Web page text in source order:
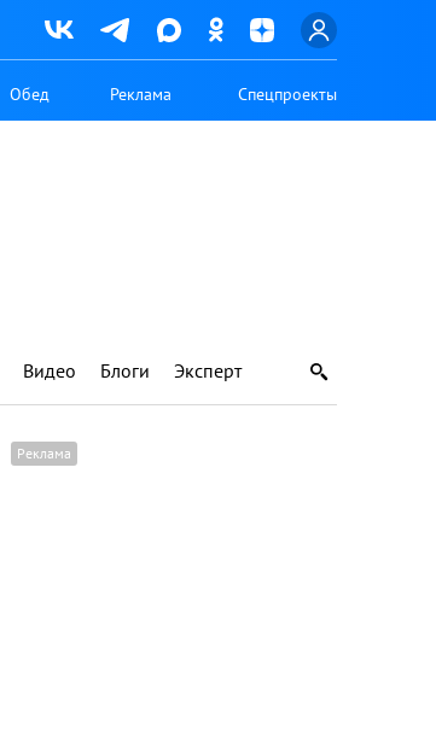
Обед Реклама Спецпроекты
Видео Блоги Эксперт